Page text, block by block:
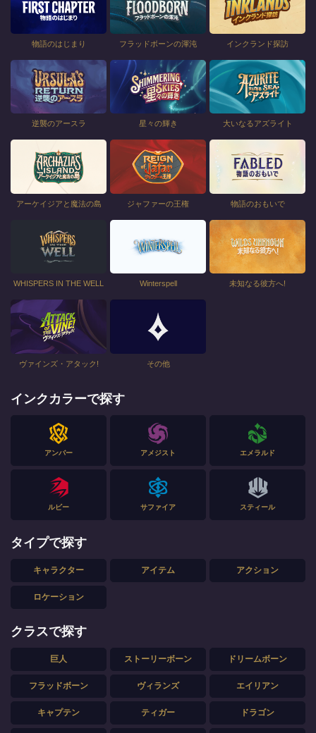
物語のはじまり フラッドボーンの渾沌 インクランド探訪
逆襲のアースラ 星々の輝き 大いなるアズライト
アーケイジアと魔法の島 ジャファーの王権 物語のおもいで
WHISPERS IN THE WELL Winterspell 未知なる彼方へ!
ヴァインズ・アタック! その他
インクカラーで探す
アンバー アメジスト エメラルド
ルビー サファイア スティール
タイプで探す
キャラクター アイテム アクション
ロケーション
クラスで探す
巨人 ストーリーボーン ドリームボーン
フラッドボーン ヴィランズ エイリアン
キャプテン ティガー ドラゴン